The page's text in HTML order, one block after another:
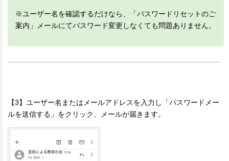
※ユーザー名を確認するだけなら、「パスワードリセットのご
案内」メールにてパスワード変更しなくても問題ありません。
【3】ユーザー名またはメールアドレスを入力し「パスワードメー
ルを送信する」をクリック、メールが届きます。